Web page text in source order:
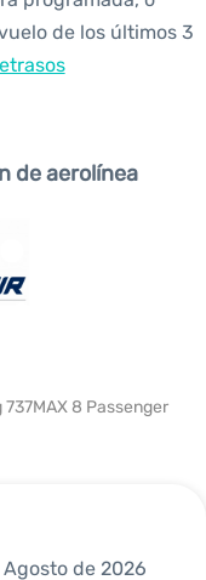
de los últimos 3
de aerolínea
737MAX 8 Passenger
Agosto de 2026